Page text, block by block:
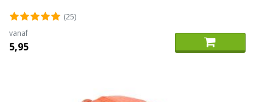
(25)
vanaf
5,95